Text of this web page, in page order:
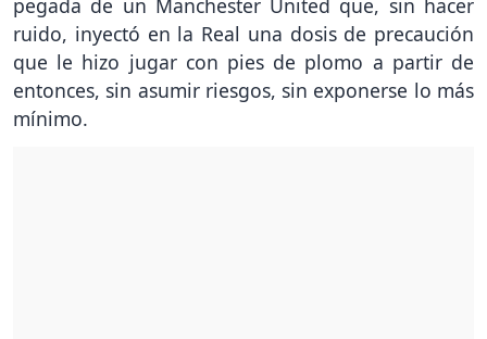
pegada de un Manchester United que, sin hacer
ruido, inyectó en la Real una dosis de precaución
que le hizo jugar con pies de plomo a partir de
entonces, sin asumir riesgos, sin exponerse lo más
mínimo.